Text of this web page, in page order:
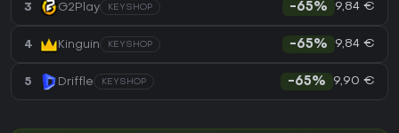
3 G2Play KEYSHOP -65% 9,84 €
4 Kinguin KEYSHOP -65% 9,84 €
5 Driffle KEYSHOP -65% 9,90 €